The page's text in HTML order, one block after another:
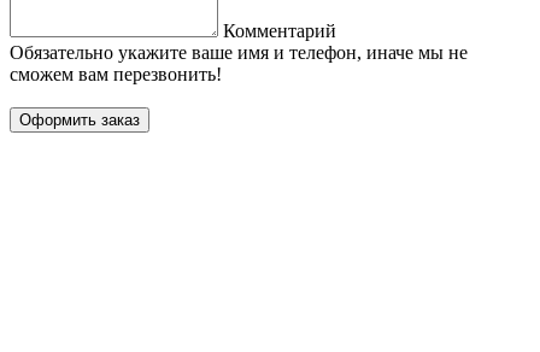
Комментарий
Обязательно укажите ваше имя и телефон, иначе мы не
сможем вам перезвонить!
Оформить заказ